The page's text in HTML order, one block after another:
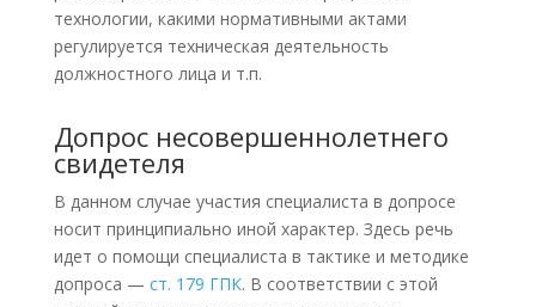
технологии, какими нормативными актами
регулируется техническая деятельность
должностного лица и т.п.
Допрос несовершеннолетнего
свидетеля
В данном случае участия специалиста в допросе
носит принципиально иной характер. Здесь речь
идет о помощи специалиста в тактике и методике
допроса — ст. 179 ГПК. В соответствии с этой